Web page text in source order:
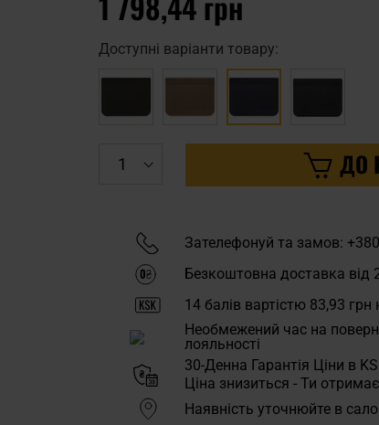
Доступні варіанти товару:
ДО
Зателефонуй та замов:
Безкоштовна доставка від
14балів вартістю 83,93 грн
Необмежений час на
лояльності
30-Денна Гарантія Ціни в
Ціна знизиться - Ти
Наявність уточнюйте в